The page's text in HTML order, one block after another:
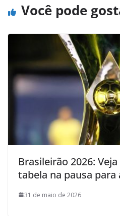
Você pode
Brasileirão 2026:
tabela na pausa para
31 de maio de 2026